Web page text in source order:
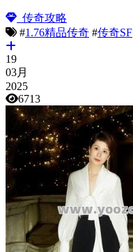
传奇攻略
#1.76精品传奇 #传奇SF
19
03月
2025
6713